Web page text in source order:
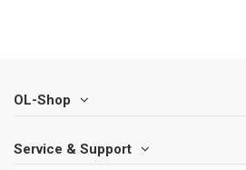
OL-Shop
Service & Support